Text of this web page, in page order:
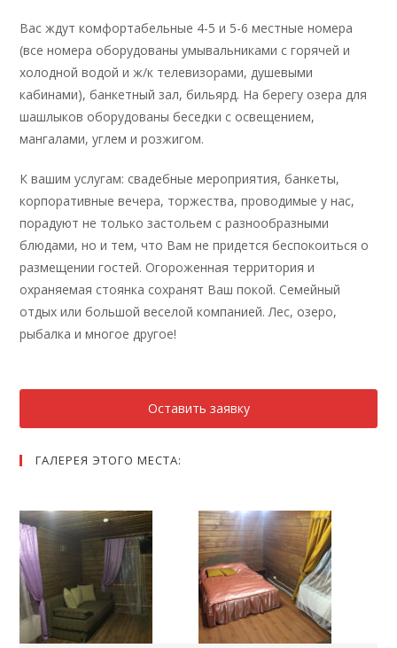
Вас ждут комфортабельные 4-5 и 5-6 местные номера
(все номера оборудованы умывальниками с горячей и
холодной водой и ж/к телевизорами, душевыми
кабинами), банкетный зал, бильярд. На берегу озера для
шашлыков оборудованы беседки с освещением,
мангалами, углем и розжигом.
К вашим услугам: свадебные мероприятия, банкеты,
корпоративные вечера, торжества, проводимые у нас,
порадуют не только застольем с разнообразными
блюдами, но и тем, что Вам не придется беспокоиться о
размещении гостей. Огороженная территория и
охраняемая стоянка сохранят Ваш покой. Семейный
отдых или большой веселой компанией. Лес, озеро,
рыбалка и многое другое!
Оставить заявку
ГАЛЕРЕЯ ЭТОГО МЕСТА: